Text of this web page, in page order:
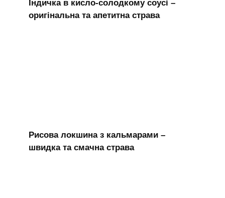
Індичка в кисло-солодкому соусі –
оригінальна та апетитна страва
Рисова локшина з кальмарами –
швидка та смачна страва